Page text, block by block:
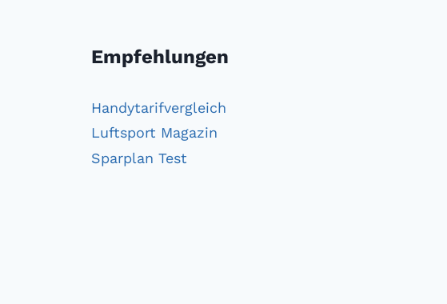
Empfehlungen
Handytarifvergleich
Luftsport Magazin
Sparplan Test